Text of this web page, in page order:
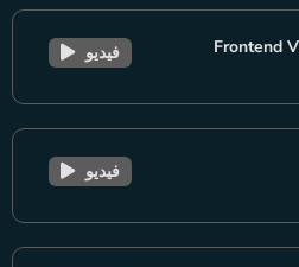
Frontend فيديو
فيديو